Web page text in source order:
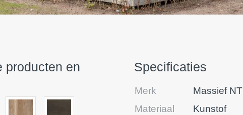
producten en
Specificaties
Merk
Massief NT
Materiaal
Kunstof